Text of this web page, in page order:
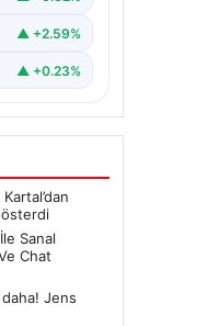
kritik
▲ +2.59%
▲ +0.23%
Sanal
Chat
daha! Jens